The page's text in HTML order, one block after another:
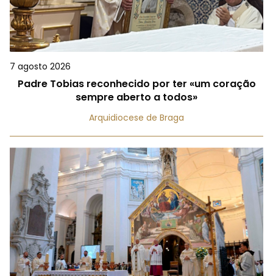
7 agosto 2026
Padre Tobias reconhecido por ter «um coração
sempre aberto a todos»
Arquidiocese de Braga